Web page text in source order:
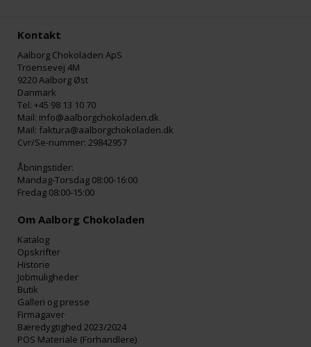
Kontakt
Aalborg Chokoladen ApS
Troensevej 4M
9220 Aalborg Øst
Danmark
Tel: +45 98 13 10 70
Mail: info@aalborgchokoladen.dk
Mail: faktura@aalborgchokoladen.dk
Cvr/Se-nummer: 29842957
Åbningstider:
Mandag-Torsdag 08:00-16:00
Fredag 08:00-15:00
Om Aalborg Chokoladen
Katalog
Opskrifter
Historie
Jobmuligheder
Butik
Galleri og presse
Firmagaver
Bæredygtighed 2023/2024
POS Materiale (Forhandlere)